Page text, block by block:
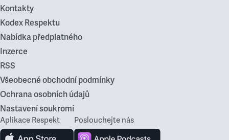
Kontakty
Kodex Respektu
Nabídka předplatného
Inzerce
RSS
Všeobecné obchodní podmínky
Ochrana osobních údajů
Nastavení soukromí
Aplikace Respekt Poslouchejte nás